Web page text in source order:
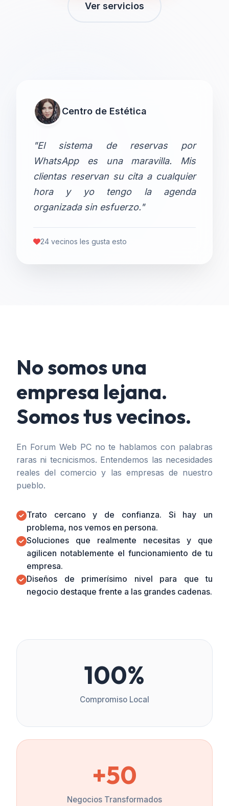
Ver servicios
Centro de Estética
"El sistema de reservas por
WhatsApp es una maravilla. Mis
clientas reservan su cita a cualquier
hora y yo tengo la agenda
organizada sin esfuerzo."
24 vecinos les gusta esto
No somos una
empresa lejana.
Somos tus vecinos.
En Forum Web PC no te hablamos con palabras
raras ni tecnicismos. Entendemos las necesidades
reales del comercio y las empresas de nuestro
pueblo.
Trato cercano y de confianza. Si hay un
problema, nos vemos en persona.
Soluciones que realmente necesitas y que
agilicen notablemente el funcionamiento de tu
empresa.
Diseños de primerísimo nivel para que tu
negocio destaque frente a las grandes cadenas.
100%
Compromiso Local
+50
Negocios Transformados